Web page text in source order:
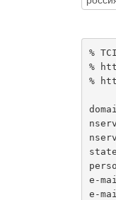
%
%
%
e-
e-